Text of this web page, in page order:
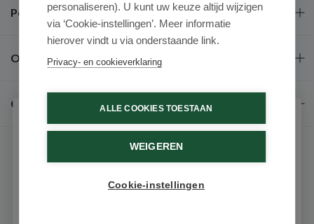
Populaire merken
Over ons
Contact
personaliseren). U kunt uw keuze altijd wijzigen
via ‘Cookie-instellingen’. Meer informatie
hierover vindt u via onderstaande link.
Privacy- en cookieverklaring
ALLE COOKIES TOESTAAN
WEIGEREN
Cookie-instellingen
Schrijf je in voor onze nieuwsbrief
Ontvang als eerste de beste aanbiedingen en persoonlijk
advies